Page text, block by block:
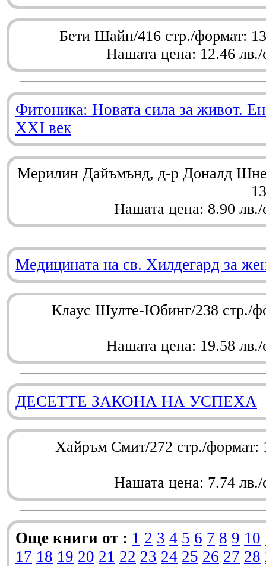
Бети Шайн/416 стр./формат:
Нашата цена: 12.46 лв./
Фитоника: Новата сила за живот.
XXI век
Мерилин Дайъмънд, д-р Доналд
Нашата цена: 8.90 лв./
Медицината на св. Хилдегард за
Клаус Шулте-Юбинг/238 стр./
Нашата цена: 19.58 лв./
ДЕСЕТТЕ ЗАКОНА НА УСПЕХА
Хайръм Смит/272 стр./
Нашата цена: 7.74 лв./
Още книги от : 1 2 3 4 5 6 7 8 9 10
17 18 19 20 21 22 23 24 25 26 27 28